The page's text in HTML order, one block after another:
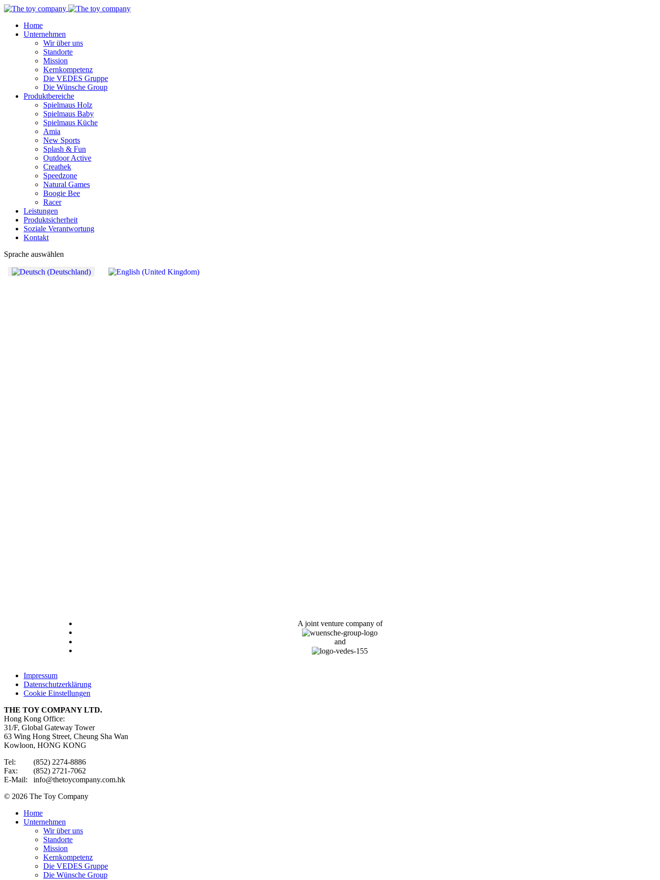
Home
Unternehmen
Wir über uns
Standorte
Mission
Kernkompetenz
Die VEDES Gruppe
Die Wünsche Group
Produktbereiche
Spielmaus Holz
Spielmaus Baby
Spielmaus Küche
Amia
New Sports
Splash & Fun
Outdoor Active
Creathek
Speedzone
Natural Games
Boogie Bee
Racer
Leistungen
Produktsicherheit
Soziale Verantwortung
Kontakt
Sprache auswählen
A joint venture company of
and
Impressum
Datenschutzerklärung
Cookie Einstellungen
THE TOY COMPANY LTD.
Hong Kong Office:
31/F, Global Gateway Tower
63 Wing Hong Street, Cheung Sha Wan
Kowloon, HONG KONG
Tel: (852) 2274-8886
Fax: (852) 2721-7062
E-Mail: info@thetoycompany.com.hk
© 2026 The Toy Company
Home
Unternehmen
Wir über uns
Standorte
Mission
Kernkompetenz
Die VEDES Gruppe
Die Wünsche Group